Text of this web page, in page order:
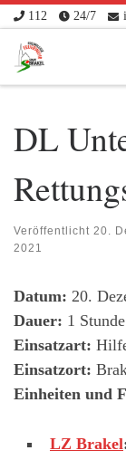
Zum Inhalt
112 24/7
DL
Veröffentlicht 20.
2021
Datum: 20.
Dauer: 1
Einsatzart:
Einsatzort:
Einheiten und
LZ Brakel